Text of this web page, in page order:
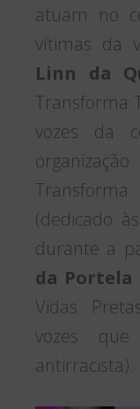
atuam no
vítimas da
Linn da
Transforma
vozes da
organização
(dedicado
durante a
da Portela
Vidas
vozes
antirracista).